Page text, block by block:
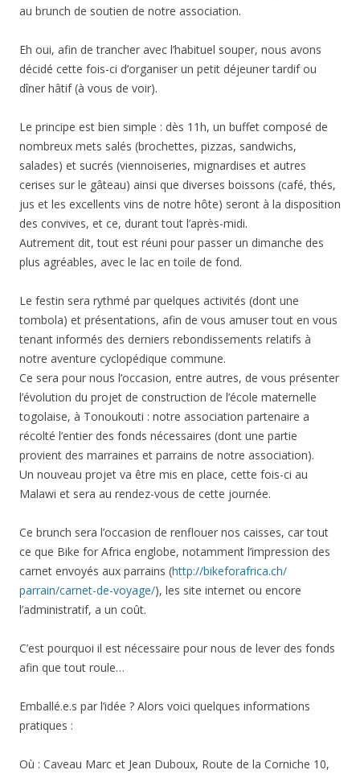
au brunch de soutien de notre association.
Eh oui, afin de trancher avec l’habituel souper, nous avons
décidé cette fois-ci d’organiser un petit déjeuner tardif ou
dîner hâtif (à vous de voir).
Le principe est bien simple : dès 11h, un buffet composé de
nombreux mets salés (brochettes, pizzas, sandwichs,
salades) et sucrés (viennoiseries, mignardises et autres
cerises sur le gâteau) ainsi que diverses boissons (café, thés,
jus et les excellents vins de notre hôte) seront à la disposition
des convives, et ce, durant tout l’après-midi.
Autrement dit, tout est réuni pour passer un dimanche des
plus agréables, avec le lac en toile de fond.
Le festin sera rythmé par quelques activités (dont une
tombola) et présentations, afin de vous amuser tout en vous
tenant informés des derniers rebondissements relatifs à
notre aventure cyclopédique commune.
Ce sera pour nous l’occasion, entre autres, de vous présenter
l’évolution du projet de construction de l’école maternelle
togolaise, à Tonoukouti : notre association partenaire a
récolté l’entier des fonds nécessaires (dont une partie
provient des marraines et parrains de notre association).
Un nouveau projet va être mis en place, cette fois-ci au
Malawi et sera au rendez-vous de cette journée.
Ce brunch sera l’occasion de renflouer nos caisses, car tout
ce que Bike for Africa englobe, notamment l’impression des
carnet envoyés aux parrains (http://bikeforafrica.ch/
parrain/carnet-de-voyage/), les site internet ou encore
l’administratif, a un coût.
C’est pourquoi il est nécessaire pour nous de lever des fonds
afin que tout roule…
Emballé.e.s par l’idée ? Alors voici quelques informations
pratiques :
Où : Caveau Marc et Jean Duboux, Route de la Corniche 10,